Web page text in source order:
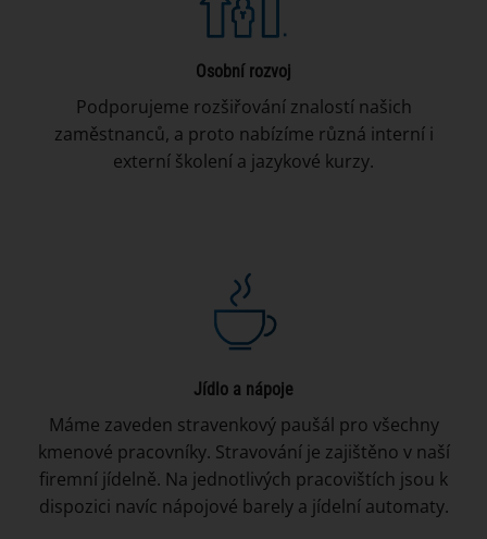
Osobní rozvoj
Podporujeme rozšiřování znalostí našich
zaměstnanců, a proto nabízíme různá interní i
externí školení a jazykové kurzy.
Jídlo a nápoje
Máme zaveden stravenkový paušál pro všechny
kmenové pracovníky. Stravování je zajištěno v naší
firemní jídelně. Na jednotlivých pracovištích jsou k
dispozici navíc nápojové barely a jídelní automaty.